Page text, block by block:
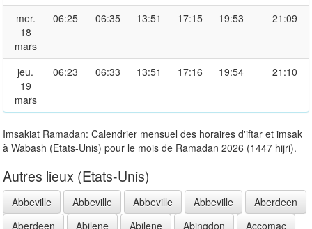
mer.
18
mars
06:25 06:35 13:51 17:15 19:53 21:09
jeu.
19
mars
06:23 06:33 13:51 17:16 19:54 21:10
Imsakiat Ramadan: Calendrier mensuel des horaires d'iftar et imsak
à Wabash (Etats-Unis) pour le mois de Ramadan 2026 (1447 hijri).
Autres lieux (Etats-Unis)
Abbeville Abbeville Abbeville Abbeville
Aberdeen
Aberdeen
Abilene Abilene Abingdon
Accomac